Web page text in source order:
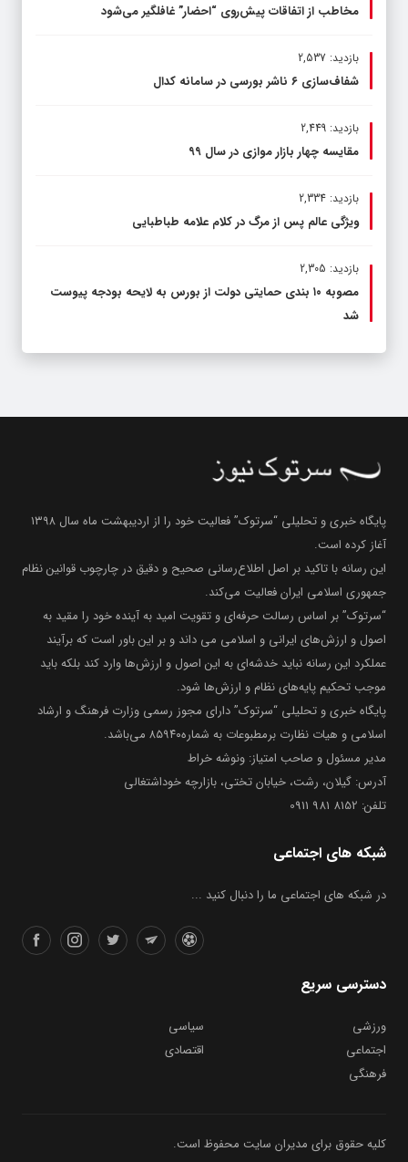
مخاطب از اتفاقات پیش‌روی “احضار” غافلگیر می‌شود
بازدید: 2,537
شفاف‌سازی ۶ ناشر بورسی در سامانه کدال
بازدید: 2,449
مقایسه چهار بازار موازی در سال ۹۹
بازدید: 2,334
ویژگی عالم پس از مرگ در کلام علامه طباطبایی
بازدید: 2,305
مصوبه ۱۰ بندی حمایتی دولت از بورس به لایحه بودجه پیوست
شد
پایگاه خبری و تحلیلی “سرتوک” فعالیت خود را از اردیبهشت ماه سال ۱۳۹۸
آغاز کرده است.
این رسانه با تاکید بر اصل اطلاع‌رسانی صحیح و دقیق در چارچوب قوانین نظام
جمهوری اسلامی ایران فعالیت می‌کند.
“سرتوک” بر اساس رسالت حرفه‌ای و تقویت امید به آینده خود را مقید به
اصول و ارزش‌های ایرانی و اسلامی می داند و بر این باور است که برآیند
عملکرد این رسانه نباید خدشه‌ای به این اصول و ارزش‌ها وارد کند بلکه باید
موجب تحکیم پایه‌های نظام و ارزش‌ها شود.
پایگاه خبری و تحلیلی “سرتوک” دارای مجوز رسمی وزارت فرهنگ و ارشاد
اسلامی و هیات نظارت برمطبوعات به شماره۸۵۹۴۰ می‌باشد.
مدیر مسئول و صاحب امتیاز: ونوشه خراط
آدرس: گیلان، رشت، خیابان تختی، بازارچه خوداشتغالی
تلفن: 8152 981 0911
شبکه های اجتماعی
در شبکه های اجتماعی ما را دنبال کنید ...
دسترسی سریع
ورزشی
سیاسی
اجتماعی
اقتصادی
فرهنگی
کلیه حقوق برای مدیران سایت محفوظ است.